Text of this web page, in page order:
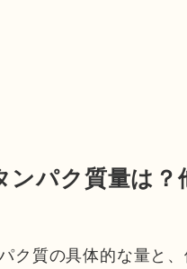
ンパク質量は？
ク質の具体的な量と